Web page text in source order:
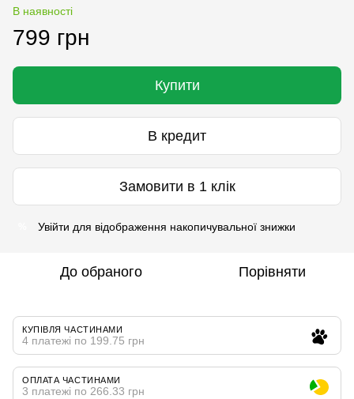
В наявності
799 грн
Купити
В кредит
Замовити в 1 клік
Увійти для відображення накопичувальної знижки
До обраного Порівняти
КУПІВЛЯ ЧАСТИНАМИ
4 платежі по 199.75 грн
ОПЛАТА ЧАСТИНАМИ
3 платежі по 266.33 грн